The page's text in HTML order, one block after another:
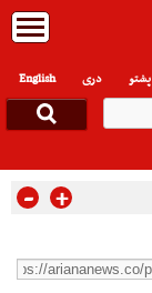
English دری پشتو
- +